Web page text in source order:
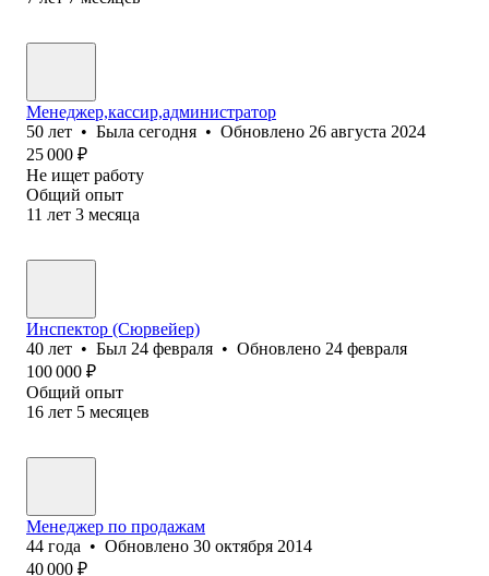
Менеджер,кассир,администратор
50 лет • Была сегодня • Обновлено 26 августа 2024
25 000 ₽
Не ищет работу
Общий опыт
11 лет 3 месяца
Инспектор (Сюрвейер)
40 лет • Был 24 февраля • Обновлено 24 февраля
100 000 ₽
Общий опыт
16 лет 5 месяцев
Менеджер по продажам
44 года • Обновлено 30 октября 2014
40 000 ₽